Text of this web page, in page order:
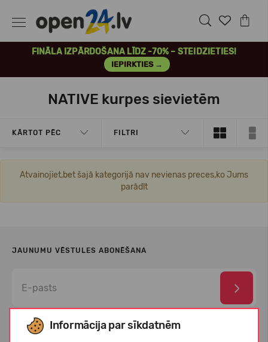
FINĀLA IZPĀRDOŠANA LĪDZ -70% – STEIDZIETIES!
IEPIRKTIES →
Informācija par sīkdatnēm
NATIVE kurpes sievietēm
KĀRTOT PĒC FILTRI
Atvainojiet,bet šajā kategorijā nav nevienas preces,ko Jums
parādīt
JAUNUMU VĒSTULES ABONĒŠANA
Esmu izlasījis un piekrītu
datu aizsardzības noteikumi